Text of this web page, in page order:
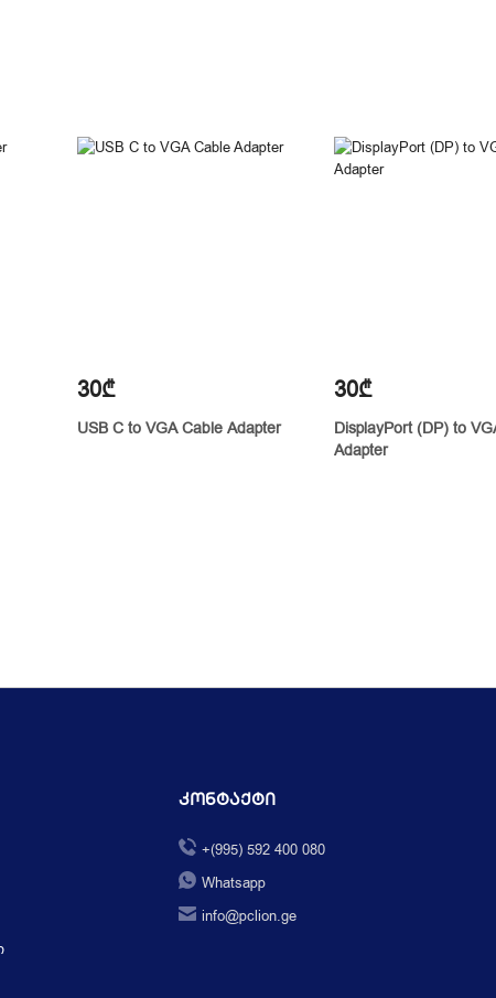
30₾
USB C to VGA Cable Adapter
30₾
DisplayPort (DP) to
Adapter
Კონტაქტი
+(995) 592 400 080
Whatsapp
info@pclion.ge